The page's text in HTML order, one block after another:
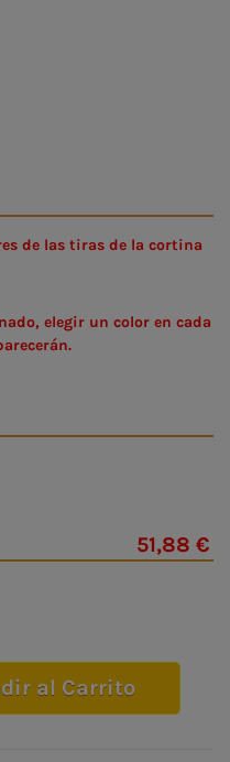
de las tiras de la cortina
elegir un color en cada
51,88 €
al Carrito